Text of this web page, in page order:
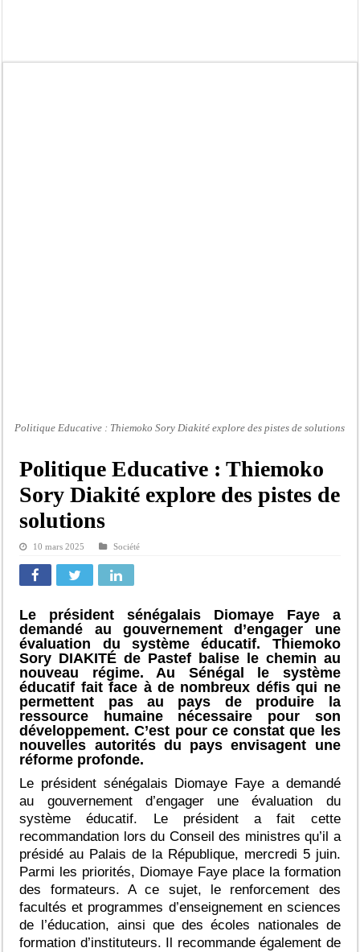
Politique Educative : Thiemoko Sory Diakité explore des pistes de solutions
Politique Educative : Thiemoko
Sory Diakité explore des pistes de
solutions
10 mars 2025 Société
Le président sénégalais Diomaye Faye a
demandé au gouvernement d’engager une
évaluation du système éducatif. Thiemoko
Sory DIAKITÉ de Pastef balise le chemin au
nouveau régime.Au Sénégal le système
éducatif fait face à de nombreux défis qui ne
permettent pas au pays de produire la
ressource humaine nécessaire pour son
développement. C’est pour ce constat que les
nouvelles autorités du pays envisagent une
réforme profonde.
Le président sénégalais Diomaye Faye a demandé
au gouvernement d’engager une évaluation du
système éducatif. Le président a fait cette
recommandation lors du Conseil des ministres qu’il a
présidé au Palais de la République, mercredi 5 juin.
Parmi les priorités, Diomaye Faye place la formation
des formateurs. A ce sujet, le renforcement des
facultés et programmes d’enseignement en sciences
de l’éducation, ainsi que des écoles nationales de
formation d’instituteurs. Il recommande également de